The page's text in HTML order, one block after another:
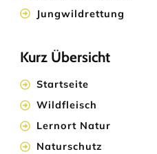
Jungwildrettung
Kurz Übersicht
Startseite
Wildfleisch
Lernort Natur
Naturschutz